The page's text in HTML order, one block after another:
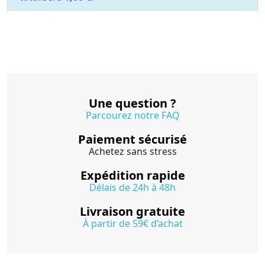
Une question ?
Parcourez notre FAQ
Paiement sécurisé
Achetez sans stress
Expédition rapide
Délais de 24h à 48h
Livraison gratuite
À partir de 59€ d’achat